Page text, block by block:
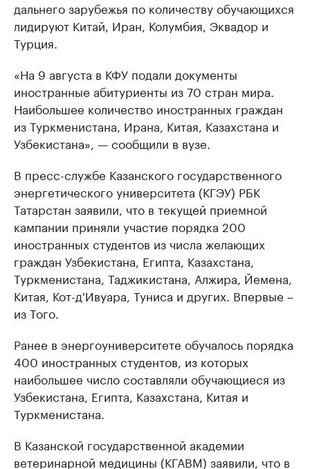
дальнего зарубежья по количеству обучающихся
лидируют Китай, Иран, Колумбия, Эквадор и
Турция.
«На 9 августа в КФУ подали документы
иностранные абитуриенты из 70 стран мира.
Наибольшее количество иностранных граждан
из Туркменистана, Ирана, Китая, Казахстана и
Узбекистана», — сообщили в вузе.
В пресс-службе Казанского государственного
энергетического университета (КГЭУ) РБК
Татарстан заявили, что в текущей приемной
кампании приняли участие порядка 200
иностранных студентов из числа желающих
граждан Узбекистана, Египта, Казахстана,
Туркменистана, Таджикистана, Алжира, Йемена,
Китая, Кот-д'Ивуара, Туниса и других. Впервые –
из Того.
Ранее в энергоуниверситете обучалось порядка
400 иностранных студентов, из которых
наибольшее число составляли обучающиеся из
Узбекистана, Египта, Казахстана, Китая и
Туркменистана.
В Казанской государственной академии
ветеринарной медицины (КГАВМ) заявили, что в